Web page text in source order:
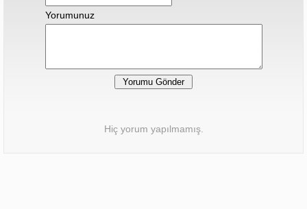
Yorumunuz
Hiç yorum yapılmamış.